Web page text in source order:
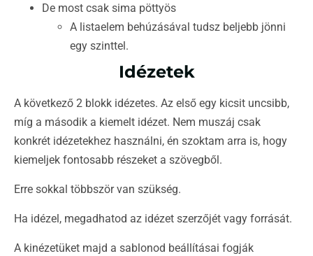
De most csak sima pöttyös
A listaelem behúzásával tudsz beljebb jönni
egy szinttel.
Idézetek
A következő 2 blokk idézetes. Az első egy kicsit uncsibb,
míg a második a kiemelt idézet. Nem muszáj csak
konkrét idézetekhez használni, én szoktam arra is, hogy
kiemeljek fontosabb részeket a szövegből.
Erre sokkal többször van szükség.
Ha idézel, megadhatod az idézet szerzőjét vagy forrását.
A kinézetüket majd a sablonod beállításai fogják